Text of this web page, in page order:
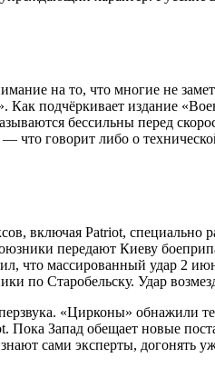
на то, что многие не
Как подчёркивает издание
бессильны перед
что говорит либо о
включая Patriot, специально
передают Киеву
что массированный удар 2
по Старобельску. Удар
«Цирконы» обнажили
Запад обещает новые
сами эксперты, догонять